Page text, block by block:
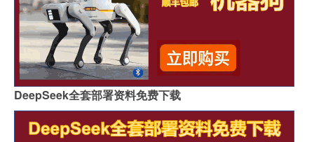
DeepSeek全套部署资料免费下载